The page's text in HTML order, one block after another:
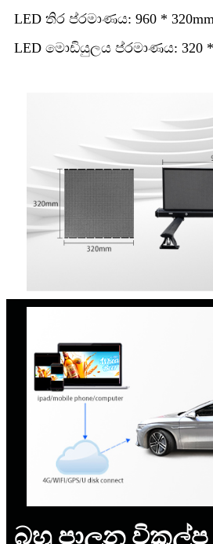
LED තිර ප්රමාණය: 960 * 320mm
LED මොඩියුලය ප්රමාණය: 320 *
බහු පාලන විකල්ප